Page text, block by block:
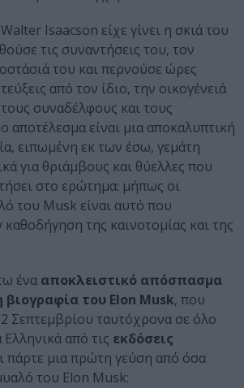
Isaacson είχε γίνει η σκιά του
τις συναντήσεις του, τον
του και περνούσε ώρες
από τον ίδιο, την οικογένειά
συναδέλφους και τους
αποτέλεσμα είναι μια αποκαλυπτική
ειπωμένη εκ των έσω, γεμάτη
για θριάμβους και θύελλες που
στο ερώτημα: μήπως οι
του Musk είναι αυτό που
καθοδήγηση της καινοτομίας και της
ένα αποκλειστικό απόσπασμα
του Elon Musk, που
Σεπτεμβρίου ταυτόχρονα σε όλο
από τις εκδόσεις
πάρτε μια πρώτη γεύση από όσα
του Elon Musk: